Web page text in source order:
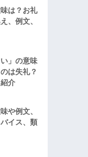
は？お礼
、例文、
」の意味
は失礼？
介
や例文、
イス、類